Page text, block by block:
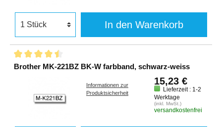
In den Warenkorb
Brother MK-221BZ BK-W farbband, schwarz-weiss
Informationen zur
Produktsicherheit
15,23 €
Lieferzeit : 1-2
Werktage
(inkl. MwSt.)
versandkostenfrei